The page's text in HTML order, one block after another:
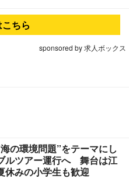
ちら
sponsored by 求人ボックス
の環境問題”をテーマにし
ルツアー運行へ 舞台は江
休みの小学生も歓迎